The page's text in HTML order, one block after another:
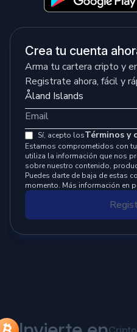
Crea tu cuenta
Arma tu cartera cripto y
Registrate ahora, fácil y
Sí, acepto losTérminos y
Estamos comprometidos con
utiliza la información que nos
sobre nuestro contenido,
Puedes darte de baja de estas
momento. Más información en